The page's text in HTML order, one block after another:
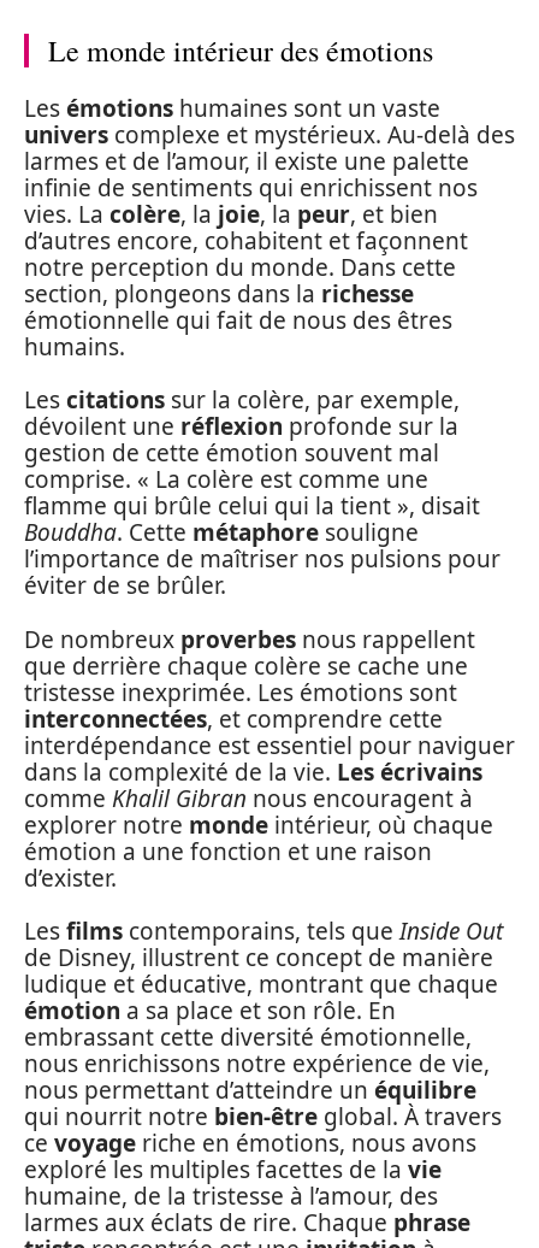
Le monde intérieur des émotions
Lesémotions humaines sont un vaste
univers complexe et mystérieux. Au-delà des
larmes et de l’amour, il existe une palette
infinie de sentiments qui enrichissent nos
vies. La colère, la joie, la peur, et bien
d’autres encore, cohabitent et façonnent
notre perception du monde. Dans cette
section, plongeons dans la richesse
émotionnelle qui fait de nous des êtres
humains.
Lescitations sur la colère, par exemple,
dévoilent une réflexion profonde sur la
gestion de cette émotion souvent mal
comprise. « La colère est comme une
flamme qui brûle celui qui la tient », disait
Bouddha. Cette métaphore souligne
l’importance de maîtriser nos pulsions pour
éviter de se brûler.
De nombreux proverbes nous rappellent
que derrière chaque colère se cache une
tristesse inexprimée. Les émotions sont
interconnectées, et comprendre cette
interdépendance est essentiel pour naviguer
dans la complexité de la vie. Les écrivains
comme Khalil Gibran nous encouragent à
explorer notre monde intérieur, où chaque
émotion a une fonction et une raison
d’exister.
Lesfilms contemporains, tels queInside Out
de Disney, illustrent ce concept de manière
ludique et éducative, montrant que chaque
émotion a sa place et son rôle. En
embrassant cette diversité émotionnelle,
nous enrichissons notre expérience de vie,
nous permettant d’atteindre un équilibre
qui nourrit notre bien-être global. À travers
ce voyage riche en émotions, nous avons
exploré les multiples facettes de la vie
humaine, de la tristesse à l’amour, des
larmes aux éclats de rire. Chaque phrase